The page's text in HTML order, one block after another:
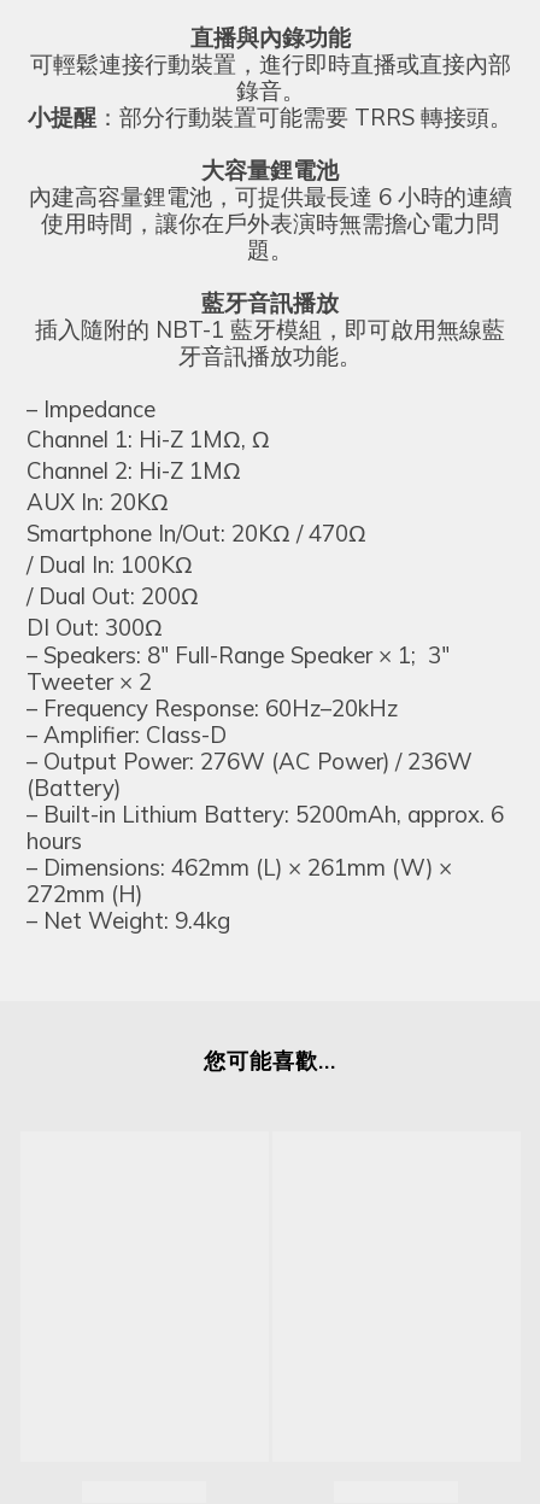
直播與內錄功能
可輕鬆連接行動裝置，進行即時直播或直接內部
錄音。
小提醒 ：部分行動裝置可能需要 TRRS 轉接頭。
大容量鋰電池
內建高容量鋰電池，可提供最長達 6 小時的連續
使用時間，讓你在戶外表演時無需擔心電力問
題。
藍牙音訊播放
插入隨附的 NBT-1 藍牙模組，即可啟用無線藍
牙音訊播放功能。
– Impedance
Channel 1: Hi-Z 1MΩ, Ω
Channel 2: Hi-Z 1MΩ
AUX In: 20KΩ
Smartphone In/Out: 20KΩ / 470Ω
/ Dual In: 100KΩ
/ Dual Out: 200Ω
DI Out: 300Ω
– Speakers: 8″ Full-Range Speaker × 1; 3″
Tweeter × 2
– Frequency Response: 60Hz–20kHz
– Amplifier: Class-D
– Output Power: 276W (AC Power) / 236W
(Battery)
– Built-in Lithium Battery: 5200mAh, approx. 6
hours
– Dimensions: 462mm (L) × 261mm (W) ×
272mm (H)
– Net Weight: 9.4kg
您可能喜歡...